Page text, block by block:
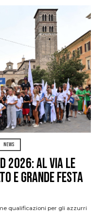
NEWS
2026: al via le
e grande festa
qualificazioni per gli azzurri